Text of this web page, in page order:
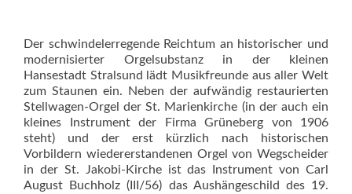
Der schwindelerregende Reichtum an historischer und
modernisierter Orgelsubstanz in der kleinen
Hansestadt Stralsund lädt Musikfreunde aus aller Welt
zum Staunen ein. Neben der aufwändig restaurierten
Stellwagen-Orgel der St. Marienkirche (in der auch ein
kleines Instrument der Firma Grüneberg von 1906
steht) und der erst kürzlich nach historischen
Vorbildern wiedererstandenen Orgel von Wegscheider
in der St. Jakobi-Kirche ist das Instrument von Carl
August Buchholz (III/56) das Aushängeschild des 19.